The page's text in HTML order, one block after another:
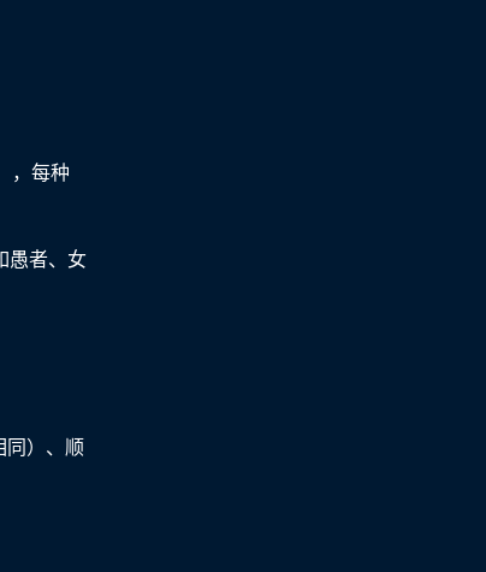
，每种
愚者、女
同）、顺